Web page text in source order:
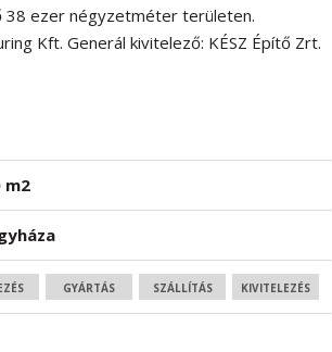
38 ezer négyzetméter területen.
Kft. Generál kivitelező: KÉSZ Építő Zrt.
m2
GYÁRTÁS SZÁLLÍTÁS KIVITELEZÉS